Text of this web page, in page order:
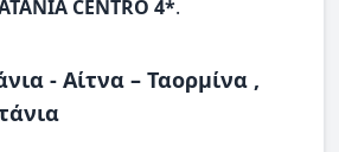
CENTRO 4*.
- Αίτνα – Ταορμίνα ,